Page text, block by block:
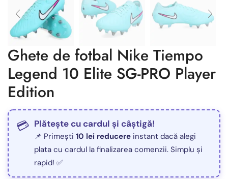
Ghete de fotbal Nike Tiempo
Legend 10 Elite SG-PRO Player
Edition
Plătește cu cardul și câștigă!
📌 Primești 10 lei reducere instant dacă alegi
plata cu cardul la finalizarea comenzii. Simplu și
rapid! ✅